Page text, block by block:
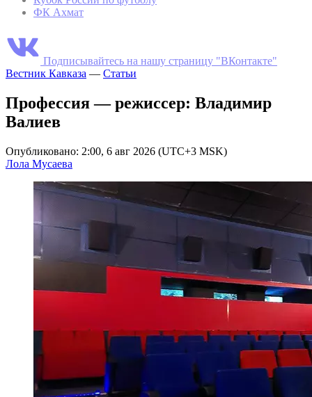
ФК Ахмат
Подписывайтесь на нашу страницу "ВКонтакте"
Вестник Кавказа — Статьи
Профессия — режиссер: Владимир
Валиев
Опубликовано: 2:00, 6 авг 2026 (UTC+3 MSK)
Лола Мусаева